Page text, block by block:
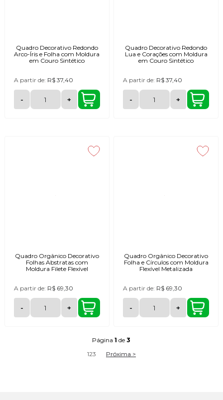
Quadro Decorativo Redondo
Arco-Íris e Folha com Moldura
em Couro Sintético
A partir de: R$ 37,40
- +
Quadro Decorativo Redondo
Lua e Corações com Moldura
em Couro Sintético
A partir de: R$ 37,40
- +
Quadro Orgânico Decorativo
Folhas Abstratas com
Moldura Filete Flexível
A partir de: R$ 69,30
- +
Quadro Orgânico Decorativo
Folha e Círculos com Moldura
Flexível Metalizada
A partir de: R$ 69,30
- +
Página1 de3
123 Próxima >